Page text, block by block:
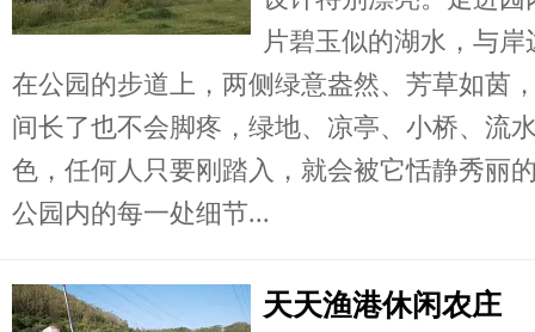
片碧玉似的湖水，与
在公园的步道上，两侧绿意盎然、芳草如茵
间长了也不会脚疼，绿地、凉亭、小桥、流
色，任何人只要刚踏入，就会被它恬静秀丽
公园内的每一处细节...
天天渔港休闲农庄